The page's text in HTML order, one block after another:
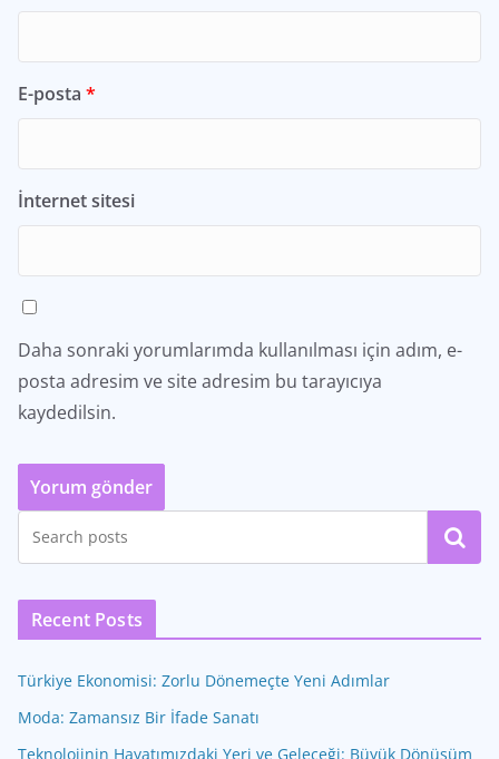
E-posta *
İnternet sitesi
Daha sonraki yorumlarımda kullanılması için adım, e-
posta adresim ve site adresim bu tarayıcıya
kaydedilsin.
Ara
Recent Posts
Türkiye Ekonomisi: Zorlu Dönemeçte Yeni Adımlar
Moda: Zamansız Bir İfade Sanatı
Teknolojinin Hayatımızdaki Yeri ve Geleceği: Büyük Dönüşüm